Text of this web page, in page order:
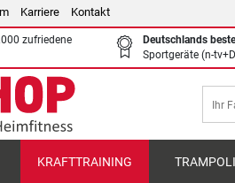
Karriere Kontakt
zufriedene
Deutschlands
Sportgeräte (n-
KRAFTTRAINING